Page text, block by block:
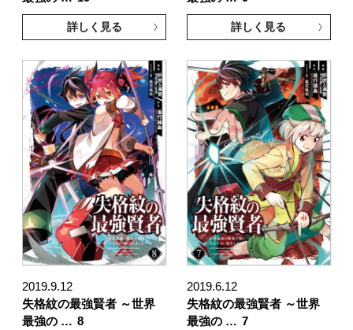
詳しく見る 詳しく見る
2019.9.12
失格紋の最強賢者 ～世界
最強の … 8
2019.6.12
失格紋の最強賢者 ～世界
最強の … 7